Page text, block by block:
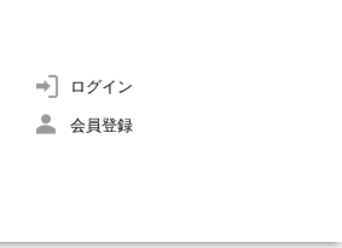
ログイン
会員登録